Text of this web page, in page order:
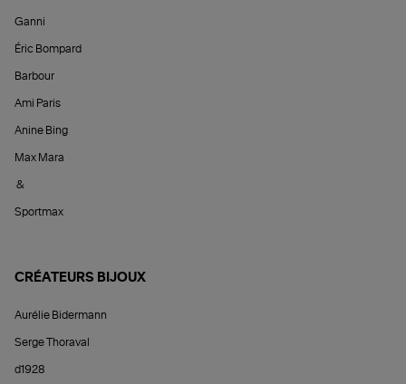
Ganni
Éric Bompard
Barbour
Ami Paris
Anine Bing
Max Mara
&
Sportmax
CRÉATEURS BIJOUX
Aurélie Bidermann
Serge Thoraval
d1928